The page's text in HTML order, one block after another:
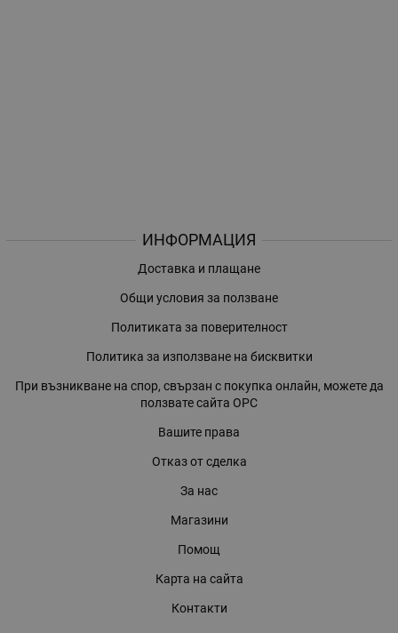
ИНФОРМАЦИЯ
Доставка и плащане
Общи условия за ползване
Политиката за поверителност
Политика за използване на бисквитки
При възникване на спор, свързан с покупка онлайн, можете да
ползвате сайта ОРС
Вашите права
Отказ от сделка
За нас
Магазини
Помощ
Карта на сайта
Контакти